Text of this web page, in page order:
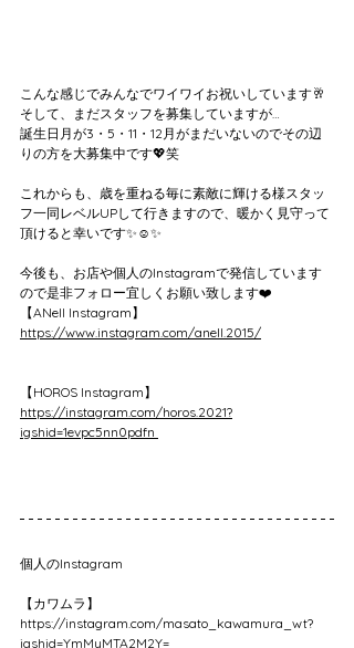
こんな感じでみんなでワイワイお祝いしています🥂
そして、まだスタッフを募集していますが…
誕生日月が3・5・11・12月がまだいないのでその辺
りの方を大募集中です💖笑
これからも、歳を重ねる毎に素敵に輝ける様スタッ
フ一同レベルUPして行きますので、暖かく見守って
頂けると幸いです✨☺️✨
今後も、お店や個人のInstagramで発信しています
ので是非フォロー宜しくお願い致します❤️
【ANell Instagram】
https://www.instagram.com/anell.2015/
【HOROS Instagram】
https://instagram.com/horos.2021?
igshid=1evpc5nn0pdfn
個人のInstagram
【カワムラ】
https://instagram.com/masato_kawamura_wt?
igshid=YmMyMTA2M2Y=